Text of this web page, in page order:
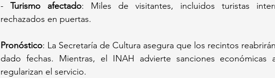
- Turismo afectado: Miles de visitantes, incluidos turistas
rechazados en puertas.
Pronóstico: La Secretaría de Cultura asegura que los recintos
dado fechas. Mientras, el INAH advierte sanciones económicas
regularizan el servicio.